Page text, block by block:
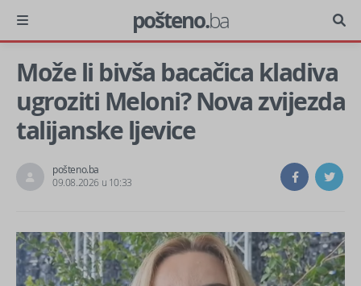
pošteno.ba
Može li bivša bacačica kladiva
ugroziti Meloni? Nova zvijezda
talijanske ljevice
pošteno.ba
09.08.2026 u 10:33